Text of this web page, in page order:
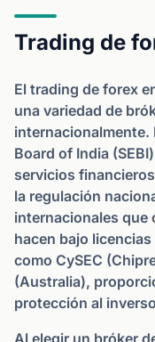
Trading de
El trading de forex
una variedad de
internacionalmente.
Board of India
servicios
la regulación
internacionales que
hacen bajo
como CySEC
(Australia),
protección al
Al elegir un bróker